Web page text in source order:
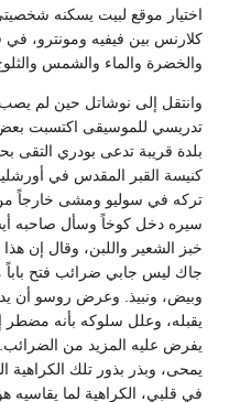
اختيار موقع لبيت يسكنه
كلارنس بين فيفيه ومونترو،
والخضرة والماء والشمس
وانتقل إلى نوشاتل حين لم
بلدة قريبة تدعى بودري التقى
كنيسة القبر المقدس في
تركه في سوليو ومشى خارجاً من
سيره دخل كوخاً وسأل صاحبه
خبز الشعير واللبن، وقال إن
جاك ليس جابي ضرائب فتح باباً
وبيض، ونبيذ. وعرض روسو أن
يقبله، وعلل سلوكه بأنه مضطر
يفرض عليه المزيد من
يمحى، وبذر بذور تلك الكراهية
في قلبي، الكراهية لما